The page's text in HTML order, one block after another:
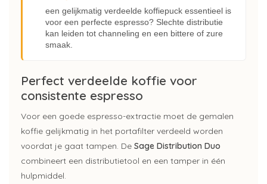
een gelijkmatig verdeelde koffiepuck essentieel is
voor een perfecte espresso? Slechte distributie
kan leiden tot channeling en een bittere of zure
smaak.
Perfect verdeelde koffie voor
consistente espresso
Voor een goede espresso-extractie moet de gemalen
koffie gelijkmatig in het portafilter verdeeld worden
voordat je gaat tampen. De Sage Distribution Duo
combineert een distributietool en een tamper in één
hulpmiddel.